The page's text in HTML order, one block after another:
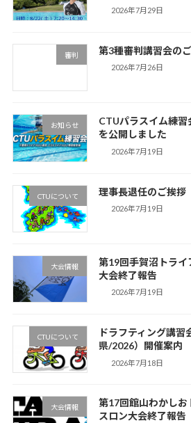
2026年7月29日
審判 第3種審判講習会の
2026年7月26日
お知らせ
CTUパラスイム練習
を公開しました
2026年7月19日
CTUについて 理事長退任のご挨拶
2026年7月19日
大会情報
第19回手賀沼トライ
大会終了報告
2026年7月19日
CTUについて
ドラフティング講習
県/2026）開催案内
2026年7月18日
大会情報
第17回館山わかしお
スロン大会終了報告